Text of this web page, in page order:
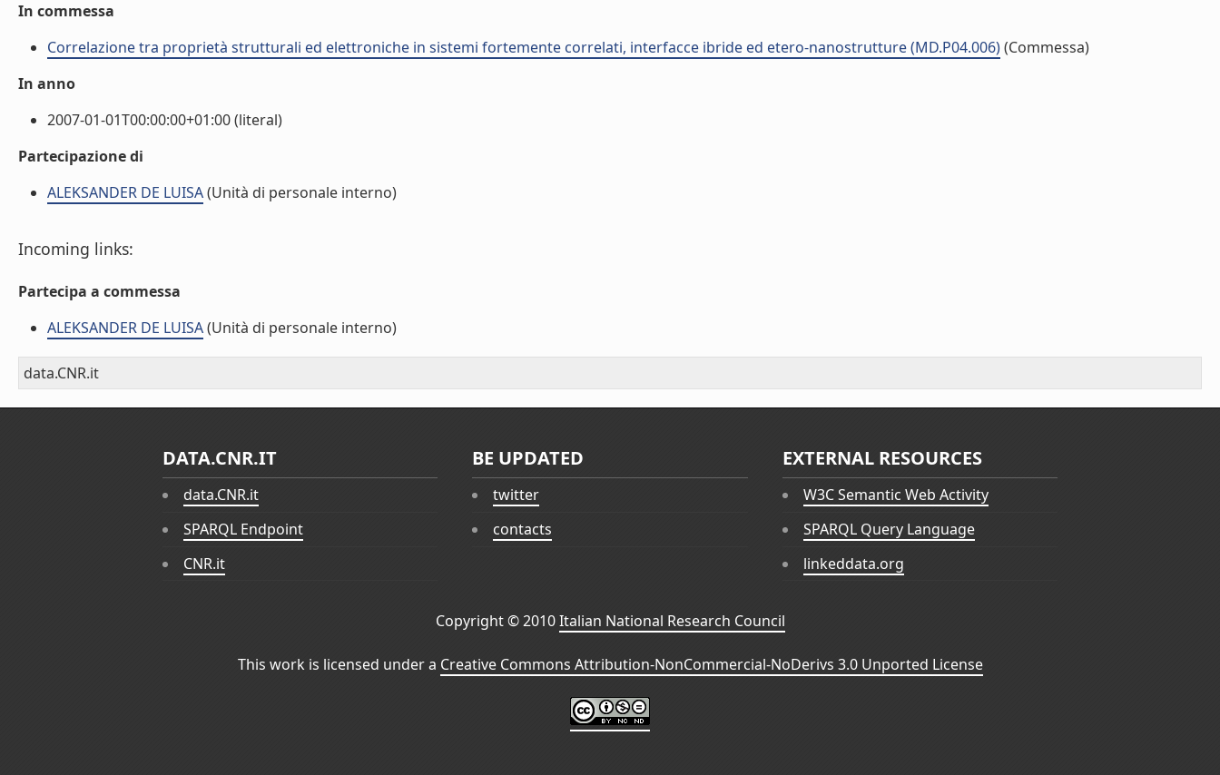
In commessa
Correlazione tra proprietà strutturali ed elettroniche in sistemi fortemente correlati, interfacce ibride ed etero-nanostrutture (MD.P04.006)(Commessa)
In anno
2007-01-01T00:00:00+01:00 (literal)
Partecipazione di
ALEKSANDER DE LUISA(Unità di personale interno)
Incoming links:
Partecipa a commessa
ALEKSANDER DE LUISA(Unità di personale interno)
data.CNR.it
DATA.CNR.IT
data.CNR.it
SPARQL Endpoint
CNR.it
BE UPDATED
twitter
contacts
EXTERNAL RESOURCES
W3C Semantic Web Activity
SPARQL Query Language
linkeddata.org
Copyright © 2010Italian National Research Council
This work is licensed under a Creative Commons Attribution-NonCommercial-NoDerivs 3.0 Unported License